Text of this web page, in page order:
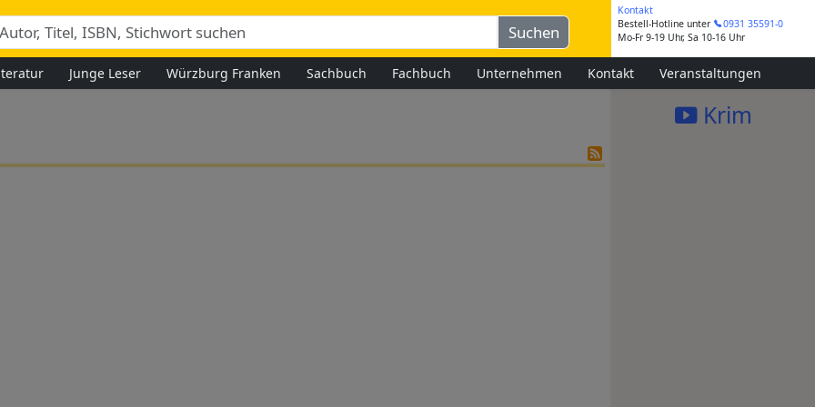
Kontakt
Bestell-Hotline unter
0931 35591-0
Mo-Fr 9-19 Uhr, Sa 10-16 Uhr
Junge Leser Würzburg Franken Sachbuch Fachbuch Unternehmen Kontakt Veranstaltungen
Krim